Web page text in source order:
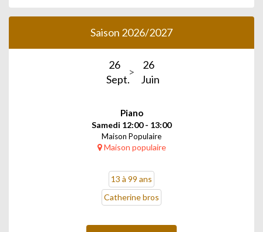
Saison 2026/2027
26
Sept.
26
Juin
Piano
Samedi 12:00 - 13:00
Maison Populaire
Maison populaire
13 à 99 ans
Catherine bros